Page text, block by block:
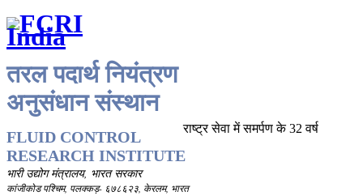
तरल पदार्थ नियंत्रण
अनुसंधान संस्थान
FLUID CONTROL
RESEARCH INSTITUTE
भारी उद्योग मंत्रालय, भारत सरकार
कांजीकोड पश्चिम, पलक्कड़- ६७८६२३, केरलम, भारत
राष्ट्र सेवा में समर्पण के 32 वर्ष